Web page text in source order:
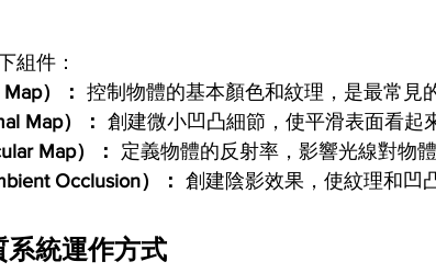
組件：
）： 控制物體的基本顏色和紋理，是最常見
Map）：
創建微小凹凸細節，使平滑表面看起
Map）：
定義物體的反射率，影響光線對物體
Occlusion）： 創建陰影效果，使紋理和凹
系統運作方式